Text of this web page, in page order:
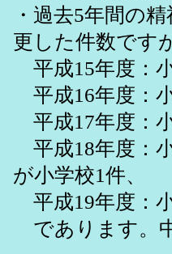
・過去5年間の
更した件数です
平成15年度：
平成16年度：
平成17年度：
平成18年度：
が小学校1件、
平成19年度：
であります。